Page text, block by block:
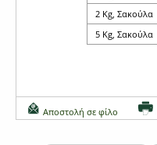
2 Kg, Σακούλα
5 Kg, Σακούλα
Αποστολή σε φίλο